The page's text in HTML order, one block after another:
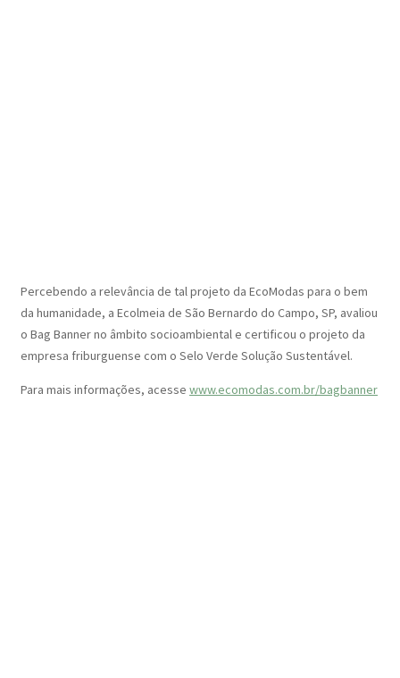
Percebendo a relevância de tal projeto da EcoModas para o bem
da humanidade, a Ecolmeia de São Bernardo do Campo, SP, avaliou
o Bag Banner no âmbito socioambiental e certificou o projeto da
empresa friburguense com o Selo Verde Solução Sustentável.
Para mais informações, acesse www.ecomodas.com.br/bagbanner